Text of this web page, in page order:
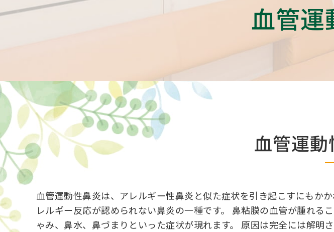
血管運
血管運
血管運動性鼻炎は、アレルギー性鼻炎と似た症状を引き起こすにもか
レルギー反応が認められない鼻炎の一種です。 鼻粘膜の血管が腫れる
ゃみ、鼻水、鼻づまりといった症状が現れます。 原因は完全には解明